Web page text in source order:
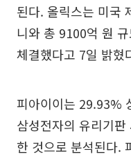
된다. 올릭스는 미국
니와 총 9100억 원
체결했다고 7일 밝혔
피아이이는 29.93%
삼성전자의 유리기
한 것으로 분석된다.